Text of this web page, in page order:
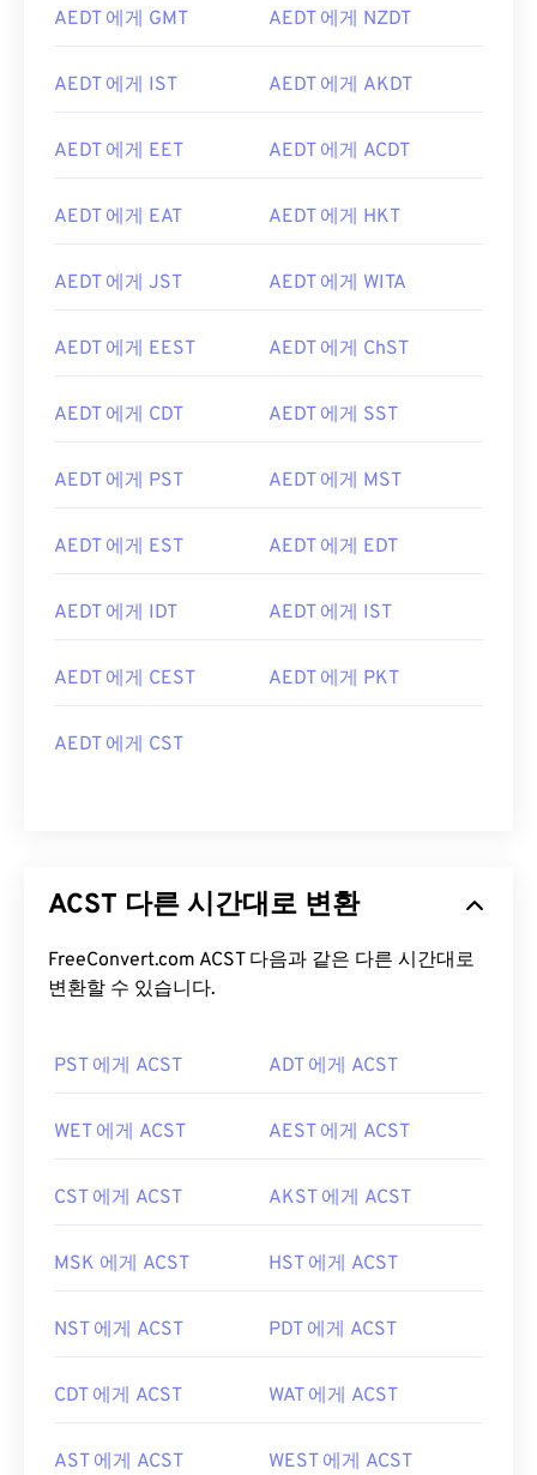
AEDT 에게 GMT AEDT 에게 NZDT
AEDT 에게 IST AEDT 에게 AKDT
AEDT 에게 EET AEDT 에게 ACDT
AEDT 에게 EAT AEDT 에게 HKT
AEDT 에게 JST AEDT 에게 WITA
AEDT 에게 EEST AEDT 에게 ChST
AEDT 에게 CDT AEDT 에게 SST
AEDT 에게 PST AEDT 에게 MST
AEDT 에게 EST AEDT 에게 EDT
AEDT 에게 IDT AEDT 에게 IST
AEDT 에게 CEST AEDT 에게 PKT
AEDT 에게 CST
ACST 다른 시간대로 변환
FreeConvert.com ACST 다음과 같은 다른 시간대로
변환할 수 있습니다.
PST 에게 ACST ADT 에게 ACST
WET 에게 ACST AEST 에게 ACST
CST 에게 ACST AKST 에게 ACST
MSK 에게 ACST HST 에게 ACST
NST 에게 ACST PDT 에게 ACST
CDT 에게 ACST WAT 에게 ACST
AST 에게 ACST WEST 에게 ACST